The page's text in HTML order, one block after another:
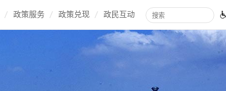
政策服务 政策兑现 政民互动